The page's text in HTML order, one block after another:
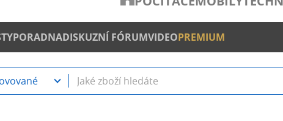
PORADNADISKUZNÍ FÓRUMVIDEOPREMIUM